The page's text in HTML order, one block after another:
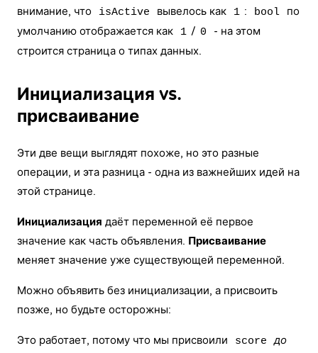
внимание, что isActive вывелось как 1 : bool
по
умолчанию отображается как
1 / 0
- на этом
строится страница о типах данных.
Инициализация vs.
присваивание
Эти две вещи выглядят похоже, но это разные
операции, и эта разница - одна из важнейших идей на
этой странице.
Инициализация даёт переменной её первое
значение как часть объявления. Присваивание
меняет значение уже существующей переменной.
Можно объявить без инициализации, а присвоить
позже, но будьте осторожны:
Это работает, потому что мы присвоили score
до